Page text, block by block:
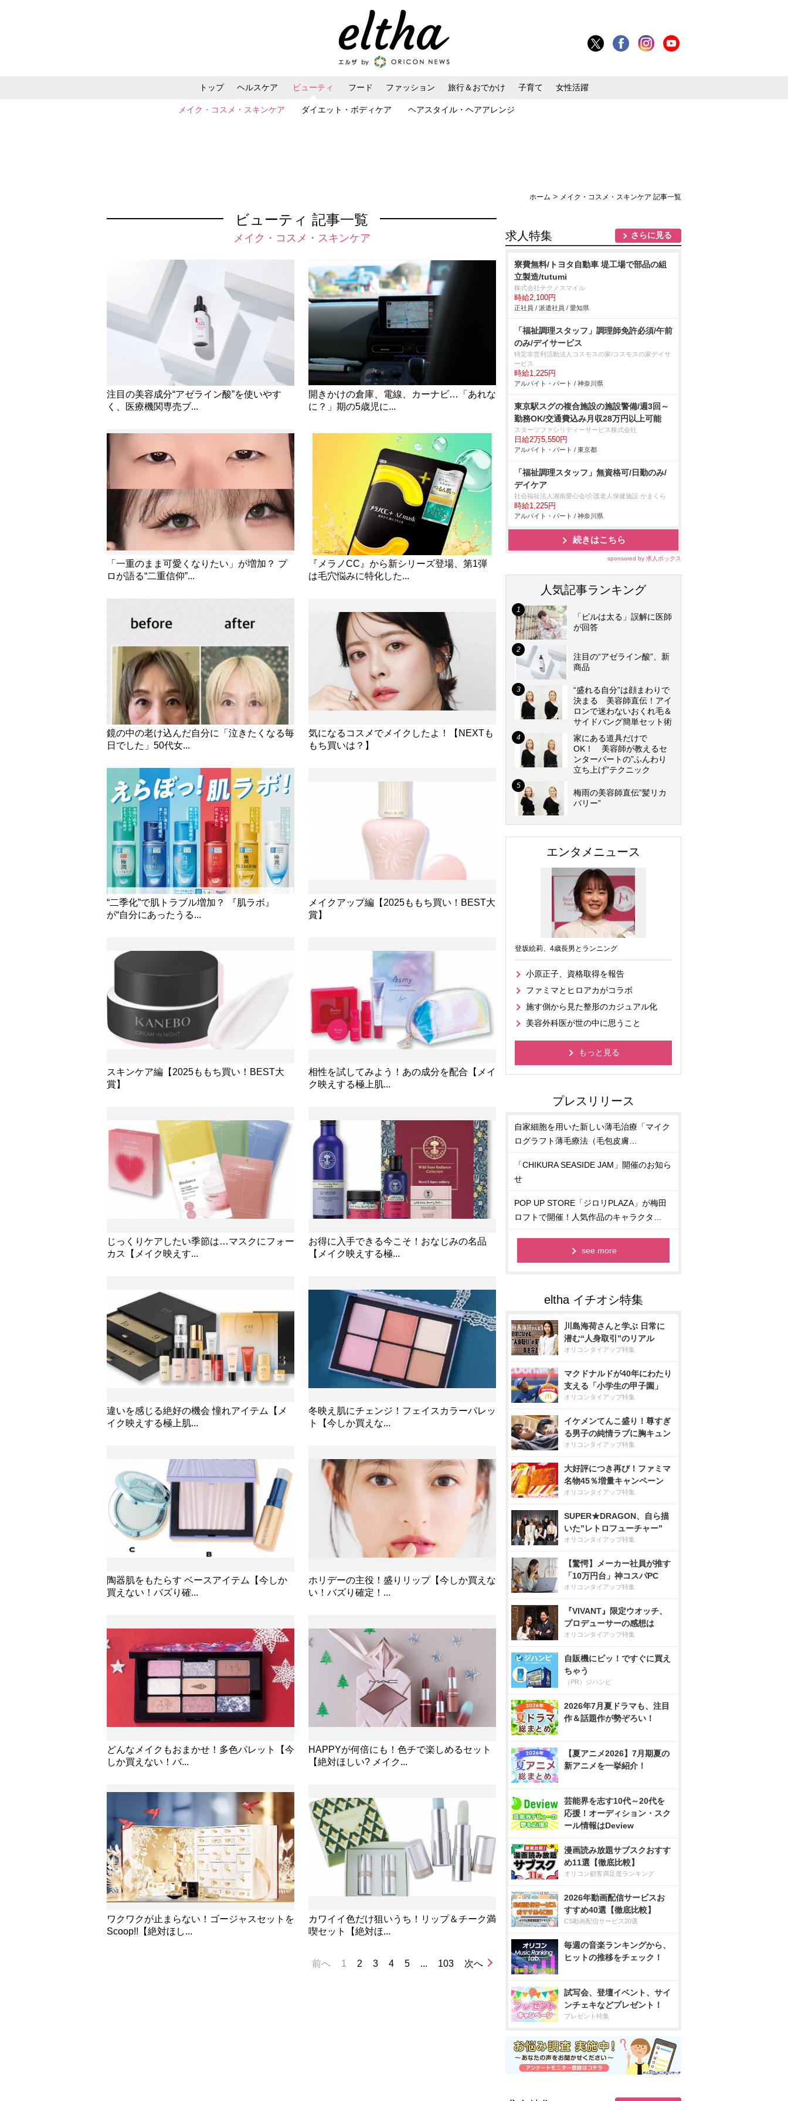
トップ ヘルスケア ビューティ
メイク・コスメ・スキンケア ダイエット・ボディケア ヘアスタイル・ヘアアレンジ
フード ファッション 旅行＆おでかけ 子育て 女性活躍
ホーム > メイク・コスメ・スキンケア 記事一覧
ビューティ 記事一覧
メイク・コスメ・スキンケア
注目の美容成分“アゼライン酸”を使いやす
く、医療機関専売ブ...
開きかけの倉庫、電線、カーナビ…「あれな
に？」期の5歳児に...
「一重のまま可愛くなりたい」が増加？ プ
ロが語る“二重信仰”...
『メラノCC』から新シリーズ登場、第1弾
は毛穴悩みに特化した...
鏡の中の老け込んだ自分に「泣きたくなる毎
日でした」50代女...
気になるコスメでメイクしたよ！【NEXTも
もち買いは？】
“二季化”で肌トラブル増加？ 『肌ラボ』
が“自分にあったうる...
メイクアップ編【2025ももち買い！BEST大
賞】
スキンケア編【2025ももち買い！BEST大
賞】
相性を試してみよう！あの成分を配合【メイ
ク映えする極上肌...
じっくりケアしたい季節は…マスクにフォー
カス【メイク映えす...
お得に入手できる今こそ！おなじみの名品
【メイク映えする極...
違いを感じる絶好の機会 憧れアイテム【メ
イク映えする極上肌...
冬映え肌にチェンジ！フェイスカラーパレッ
ト【今しか買えな...
陶器肌をもたらす ベースアイテム【今しか
買えない！バズり確...
ホリデーの主役！盛りリップ【今しか買えな
い！バズり確定！...
どんなメイクもおまかせ！多色パレット【今
しか買えない！バ...
HAPPYが何倍にも！色チで楽しめるセット
【絶対ほしい? メイク...
ワクワクが止まらない！ゴージャスセットを
Scoop!!【絶対ほし...
カワイイ色だけ狙いうち！リップ＆チーク満
喫セット【絶対ほ...
前へ 1 2 3 4 5 ... 103 次へ
求人特集 さらに見る
寮費無料/トヨタ自動車 堤工場で部品の組
立製造/tutumi
株式会社テクノスマイル
時給2,100円
正社員 / 派遣社員 / 愛知県
「福祉調理スタッフ」調理師免許必須/午前
のみ/デイサービス
特定非営利活動法人コスモスの家/コスモスの家デイサ
ービス
時給1,225円
アルバイト・パート / 神奈川県
東京駅スグの複合施設の施設警備/週3回～
勤務OK/交通費込み月収28万円以上可能
スターツファシリティーサービス株式会社
日給2万5,550円
アルバイト・パート / 東京都
「福祉調理スタッフ」無資格可/日勤のみ/
デイケア
社会福祉法人湘南愛心会/介護老人保健施設 かまくら
時給1,225円
アルバイト・パート / 神奈川県
続きはこちら
sponsored by 求人ボックス
人気記事ランキング
「ピルは太る」誤解に医師
が回答
注目の“アゼライン酸”、新
商品
“盛れる自分”は顔まわりで
決まる 美容師直伝！アイ
ロンで迷わないおくれ毛＆
サイドバング簡単セット術
家にある道具だけで
OK！ 美容師が教えるセ
ンターパートの”ふんわり
立ち上げ”テクニック
梅雨の美容師直伝”髪リカ
バリー”
エンタメニュース
登坂絵莉、4歳長男とランニング
小原正子、資格取得を報告
ファミマとヒロアカがコラボ
施す側から見た整形のカジュアル化
美容外科医が世の中に思うこと
もっと見る
自家細胞を用いた新しい薄毛治療「マイク
ログラフト薄毛療法（毛包皮膚…
「CHIKURA SEASIDE JAM」開催のお知ら
せ
POP UP STORE「ジロリPLAZA」が梅田
ロフトで開催！人気作品のキャラクタ…
see more
川島海荷さんと学ぶ 日常に
潜む“人身取引”のリアル
オリコンタイアップ特集
マクドナルドが40年にわたり
支える「小学生の甲子園」
オリコンタイアップ特集
イケメンてんこ盛り！尊すぎ
る男子の純情ラブに胸キュン
オリコンタイアップ特集
大好評につき再び！ファミマ
名物45％増量キャンペーン
オリコンタイアップ特集
SUPER★DRAGON、自ら描
いた”レトロフューチャー”
オリコンタイアップ特集
【驚愕】メーカー社員が推す
「10万円台」神コスパPC
オリコンタイアップ特集
『VIVANT』限定ウオッチ、
プロデューサーの感想は
オリコンタイアップ特集
自販機にピッ！ですぐに買え
ちゃう
（PR）ジハンピ
2026年7月夏ドラマも、注目
作＆話題作が勢ぞろい！
【夏アニメ2026】7月期夏の
新アニメを一挙紹介！
芸能界を志す10代～20代を
応援！オーディション・スク
ール情報はDeview
漫画読み放題サブスクおすす
め11選【徹底比較】
オリコン顧客満足度ランキング
2026年動画配信サービスお
すすめ40選【徹底比較】
CS動画配信サービス20選
毎週の音楽ランキングから、
ヒットの推移をチェック！
試写会、登壇イベント、サイ
ンチェキなどプレゼント！
プレゼント特集